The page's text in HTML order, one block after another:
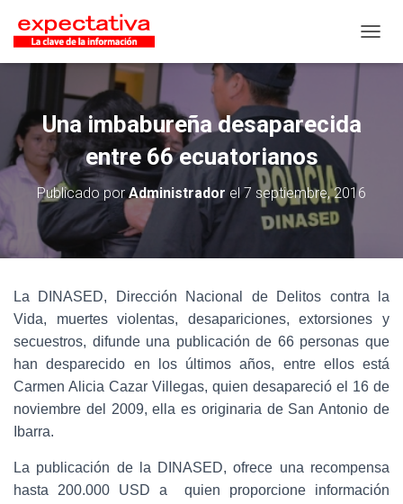
Una imbabureña desaparecida
entre 66 ecuatorianos
Publicado porAdministrador el7 septiembre, 2016
La DINASED, Dirección Nacional de Delitos contra la
Vida, muertes violentas, desapariciones, extorsiones y
secuestros, difunde una publicación de 66 personas que
han desparecido en los últimos años, entre ellos está
Carmen Alicia Cazar Villegas, quien desapareció el 16 de
noviembre del 2009, ella es originaria de San Antonio de
Ibarra.
La publicación de la DINASED, ofrece una recompensa
hasta 200.000 USD a quien proporcione información